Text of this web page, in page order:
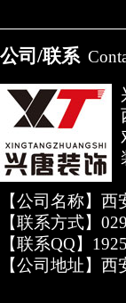
高低压开关柜通电试验
公司/联系
【公司名称】
【联系方式】
【联系QQ】
【公司地址】